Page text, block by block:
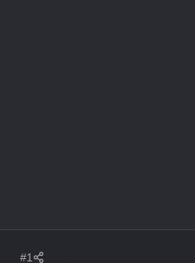
#1